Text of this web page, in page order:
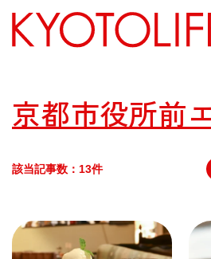
SPECIAL
京都市役所前
該当記事数：13件